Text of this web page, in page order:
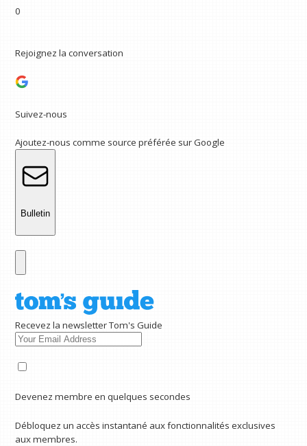
0
Rejoignez la conversation
Suivez-nous
Ajoutez-nous comme source préférée sur Google
Bulletin
Recevez la newsletter Tom's Guide
Devenez membre en quelques secondes
Débloquez un accès instantané aux fonctionnalités exclusives
aux membres.